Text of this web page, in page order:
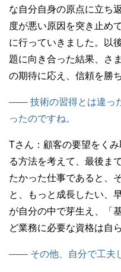
な自分自身の原点に立ち
度が悪い原因を突き止め
に行っていきました。以
題に向き合った結果、さ
の期待に応え、信頼を勝
—— 技術の習得とは違っ
ったのですね。
Tさん： 顧客の要望をく
る方法を考えて、最後ま
たかった仕事であると、
と、もっと成長したい、
が自分の中で芽生え、「
ど業務に必要な資格は自
—— その他、自分で工夫